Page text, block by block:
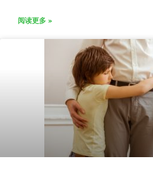
阅读更多 »